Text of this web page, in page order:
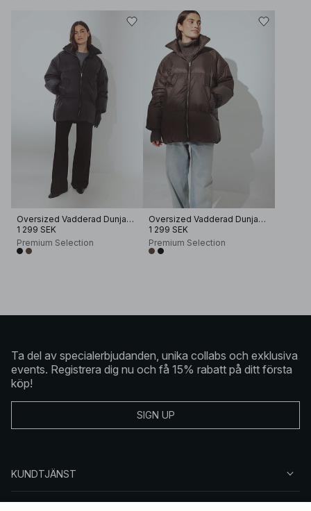
Oversized Vadderad Dunjacka
1 299 SEK
Premium Selection
Oversized Vadderad Dunjacka
1 299 SEK
Premium Selection
Ta del av specialerbjudanden, unika collabs och exklusiva
events. Registrera dig nu och få 15% rabatt på ditt första
köp!
SIGN UP
KUNDTJÄNST